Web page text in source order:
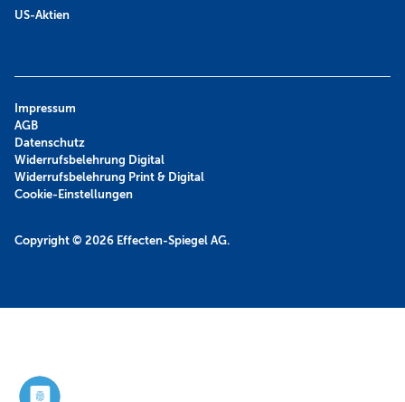
US-Aktien
Copyright © 2026 Effecten-Spiegel AG.
Impressum
AGB
Datenschutz
Widerrufsbelehrung Digital
Widerrufsbelehrung Print & Digital
Cookie-Einstellungen